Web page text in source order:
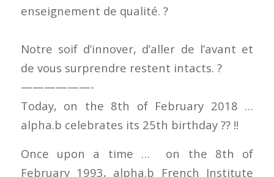
enseignement de qualité. ?
Notre soif d’innover, d’aller de l’avant et
de vous surprendre restent intacts. ?
——————-
Today, on the 8th of February 2018 …
alpha.b celebrates its 25th birthday ??!!
Once upon a time … on the 8th of
February 1993, alpha.b French Institute